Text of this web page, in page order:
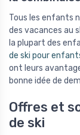
Tous les enfants
des vacances au
la plupart des
de ski pour
ont leurs
bonne idée de
Offres et
de ski